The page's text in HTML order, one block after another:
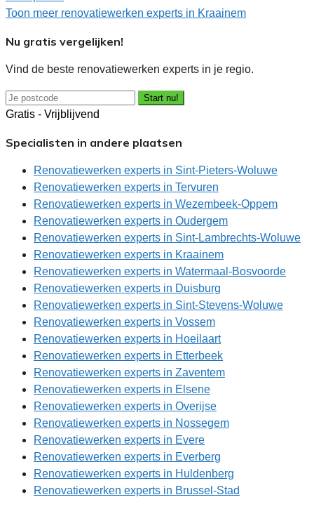
Toon meer renovatiewerken experts in Kraainem
Nu gratis vergelijken!
Vind de beste renovatiewerken experts in je regio.
Start nu!
Gratis - Vrijblijvend
Specialisten in andere plaatsen
Renovatiewerken experts in Sint-Pieters-Woluwe
Renovatiewerken experts in Tervuren
Renovatiewerken experts in Wezembeek-Oppem
Renovatiewerken experts in Oudergem
Renovatiewerken experts in Sint-Lambrechts-Woluwe
Renovatiewerken experts in Kraainem
Renovatiewerken experts in Watermaal-Bosvoorde
Renovatiewerken experts in Duisburg
Renovatiewerken experts in Sint-Stevens-Woluwe
Renovatiewerken experts in Vossem
Renovatiewerken experts in Hoeilaart
Renovatiewerken experts in Etterbeek
Renovatiewerken experts in Zaventem
Renovatiewerken experts in Elsene
Renovatiewerken experts in Overijse
Renovatiewerken experts in Nossegem
Renovatiewerken experts in Evere
Renovatiewerken experts in Everberg
Renovatiewerken experts in Huldenberg
Renovatiewerken experts in Brussel-Stad